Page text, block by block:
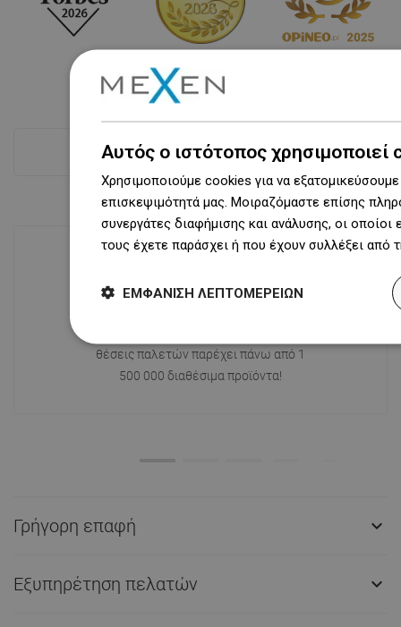
Δες όλα
Διαθεσιμότητα προϊόντων
θέσεις παλετών παρέχει πάνω από 1
500 000 διαθέσιμα προϊόντα!
Γρήγορη επαφή 
Εξυπηρέτηση πελατών 
Αυτός ο ιστότοπος χρησιμοποιεί
Χρησιμοποιούμε cookies για να
επισκεψιμότητά μας. Μοιραζόμαστε επίσης
συνεργάτες διαφήμισης και ανάλυσης, οι
τους έχετε παράσχει ή που έχουν συλλέξει
ΕΜΦΆΝΙΣΗ ΛΕΠΤΟΜΕΡΕΙΏΝ